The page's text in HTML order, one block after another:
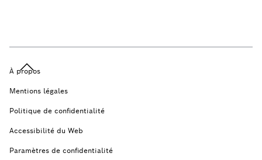
À propos
Mentions légales
Politique de confidentialité
Accessibilité du Web
Paramètres de confidentialité